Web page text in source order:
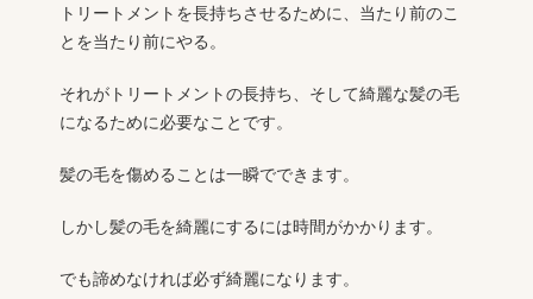
トリートメントを長持ちさせるために、当たり前のこ
とを当たり前にやる。
それがトリートメントの長持ち、そして綺麗な髪の毛
になるために必要なことです。
髪の毛を傷めることは一瞬でできます。
しかし髪の毛を綺麗にするには時間がかかります。
でも諦めなければ必ず綺麗になります。